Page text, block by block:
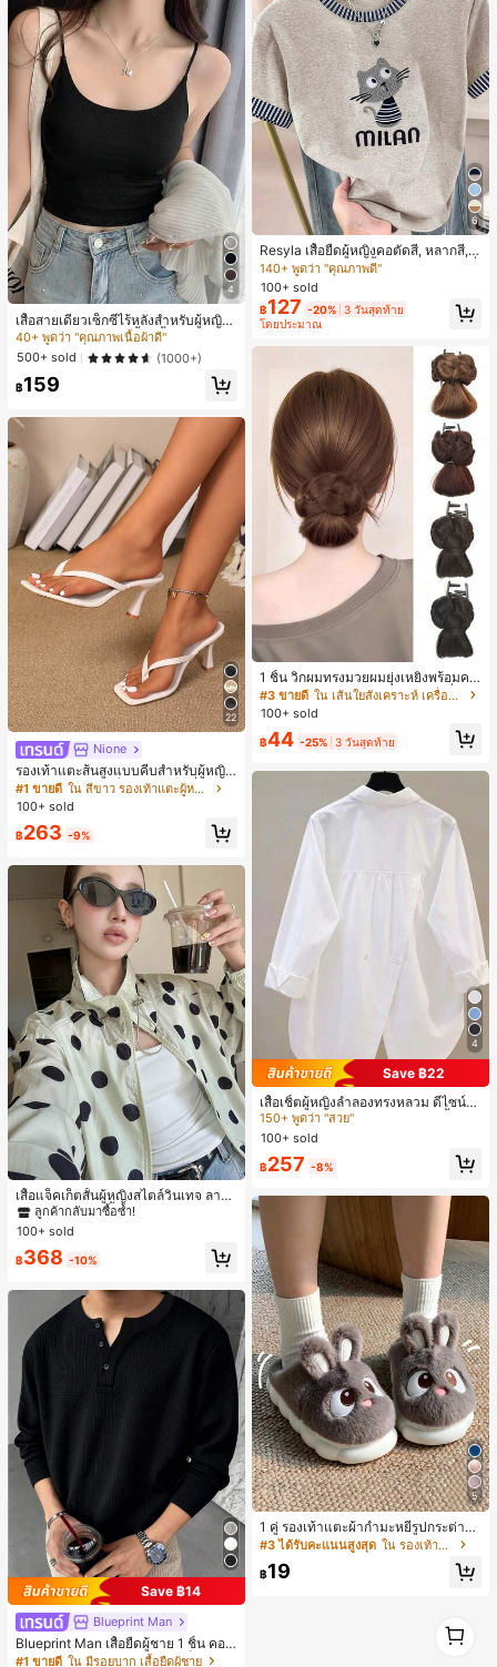
4
เสื้อสายเดี่ยวเซ็กซี่ไร้หลังสำหรับผู้หญิง
พร้อมบราแบบมีฟองน้ำ, เสื้อกล้ามแขน
กุด, เสื้อลำลองสีดำสำหรับฤดูร้อน
40+ พูดว่า "คุณภาพเนื้อผ้าดี"
500+ sold
(1000+)
฿159
22
Nione
รองเท้าแตะส้นสูงแบบคีบสำหรับผู้หญิง
สไตล์คลาสสิก สีบล็อก สไตล์แฟรี่ฤดูร้อ
น ส้นเข็ม รองเท้าแตะแบบคีบ รองเท้าแ
ญิง สำหรับออฟฟิศ บ้าน กลางแจ้ง ดีไซ
น์หัวเหลี่ยม ชิคและหรูหรา สำหรับเดทไ
นท์
#1 ขายดี
ใน สีขาว รองเท้าแตะผู้หญิง
100+ sold
฿263 -9%
เสื้อแจ็คเก็ตสั้นผู้หญิงสไตล์วินเทจ ลายจุ
ดขนาดใหญ่ คอตั้ง เอวเข้ารูป แขนพอง
ทรงหลวม แฟชั่นอเนกประสงค์ สำหรับใ
#1 ขายดี
ใน กระเป๋า เสื้อคลุมลำลอง
ลูกค้ากลับมาซื้อซ้ำ!
#1 ขายดี ใน กระเป๋า เสื้อคลุมลำลอง
ลูกค้ากลับมาซื้อซ้ำ!
#1 ขายดี ใน กระเป๋า เสื้อคลุมลำลอง
ลูกค้ากลับมาซื้อซ้ำ!
#1 ขายดี
ใน กระเป๋า เสื้อคลุมลำลอง
100+ sold
฿368 -10%
Save ฿14
Blueprint Man
Blueprint Man เสื้อยืดผู้ชาย 1 ชิ้น คอเ
ฮนลีย์ ผ้าถักลายวาฟเฟิล คอวีเล็ก ทรงห
#1 ขายดี ใน มีรอยบาก เสื้อยืดผู้ชาย
6
Resyla เสื้อยืดผู้หญิงคอตัดสี, หลากสี, ล
ายพิมพ์แมวน่ารัก, เสื้อสำหรับออกไปเที่
ยวฤดูร้อน, ดีไซน์กราฟิก, ความรู้สึกพรีเ
มียม, ลำลองอเนกประสงค์, สวมใส่ประ
จำวัน, กลางแจ้ง, ช้อปปิ้ง, การเดินทาง
เสื้อผ้ากลางแจ้ง
140+ พูดว่า "คุณภาพดี"
100+ sold
฿127 -20% 3 วันสุดท้าย
โดยประมาณ
1 ชิ้น วิกผมทรงมวยผมยุ่งเหยิงพร้อมคลิ
ปหนีบผม, คลิปหนีบผมสังเคราะห์ที่ได้รั
บการอัปเกรดแฟชั่น, วิกผมเส้นใยทนคว
ช้งานง่ายโดยไม่ต้องใช้เครื่องมือ, เหมา
สมบูรณ์แบบสำหรับผู้หญิง คลิปหนีบผม
คลิปหนีบผมสบายๆ แฟชั่นผม คลิปหนีบ
ผมหรูหรา ฤดูร้อน ชายหาด วันหยุด
#3 ขายดี
ใน เส้นใยสังเคราะห์ เครื่องประดับผมผู้หญิง
100+ sold
฿44 -25% 3 วันสุดท้าย
4
Save ฿22
เสื้อเชิ้ตผู้หญิงลำลองทรงหลวม ดีไซน์ผ่
าหลัง คอปกพับ แขนยาว ผ้าทอสีพื้น กร
ะเป๋าผ่าหน้าติดกระดุม สไตล์เรียบหรูสำ
บไม้ผลิ/ใบไม้ร่วง สีขาว ลุคสมาร์ทแคช
#5 ขายดี
150+ พูดว่า "สวย"
#5 ขายดี
150+ พูดว่า "สวย"
#5 ขายดี
150+ พูดว่า "สวย"
#5 ขายดี
ใน กระเป๋า เสื้อเชิ้ตทำงานมีกระเป๋า
100+ sold
฿257 -8%
5
1 คู่ รองเท้าแตะผ้ากำมะหยี่รูปกระต่าย
สำหรับผู้หญิง, อบอุ่นและสบาย, เหมาะ
สำหรับใส่ลำลองในฤดูใบไม้ร่วง/ฤดูหน
าว, รองเท้าบ้านผู้หญิงหรูหราใหม่, ส้นเ
น์ในอุดมคติ, รองเท้าแตะคู่รัก, ของขวั
#3 ได้รับคะแนนสูงสุด ใน รองเท้าแตะใส่ในบ้าน
฿19